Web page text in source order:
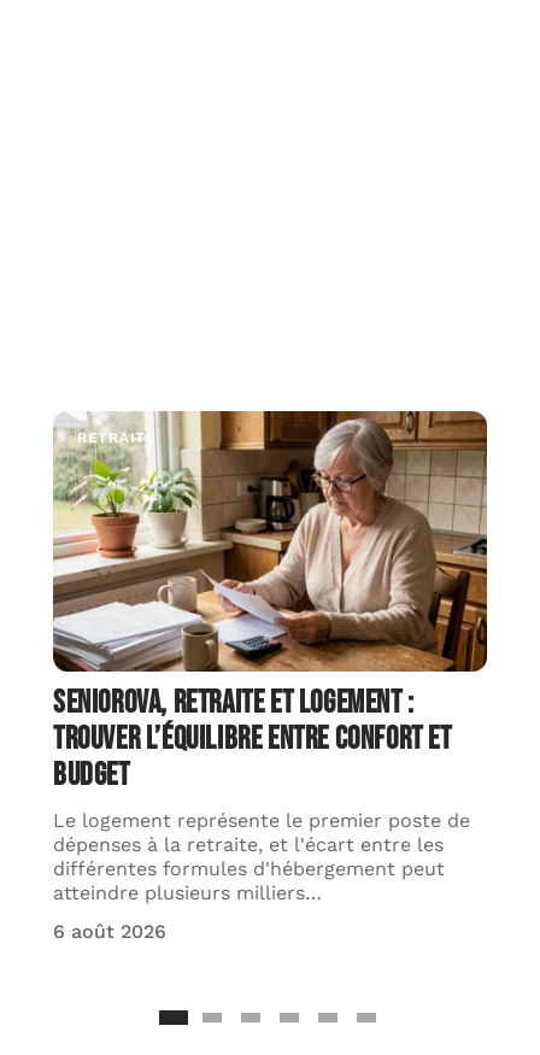
RETRAITE
Seniorova, retraite et logement :
trouver l’équilibre entre confort et
budget
Le logement représente le premier poste de
dépenses à la retraite, et l'écart entre les
différentes formules d'hébergement peut
atteindre plusieurs milliers…
6 août 2026